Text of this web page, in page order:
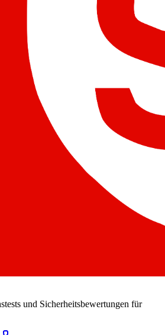
und Sicherheitsbewertungen für